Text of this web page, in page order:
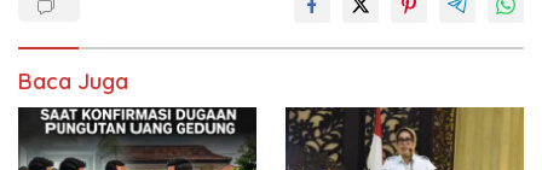
Baca Juga